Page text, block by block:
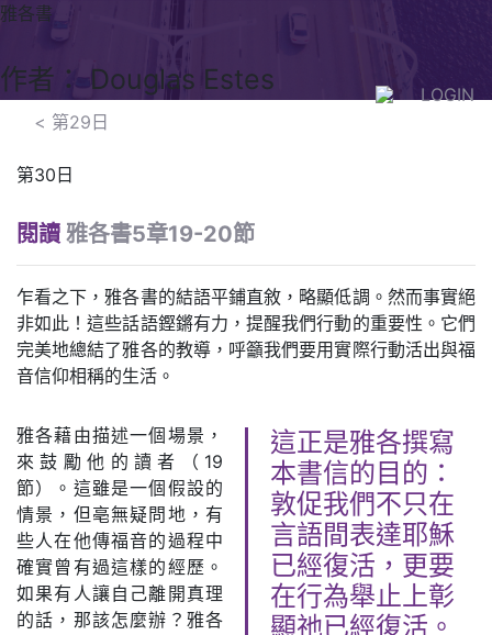
LOGIN
雅各書
作者： Douglas Estes
< 第29日
第30日
閱讀 雅各書5章19-20節
乍看之下，雅各書的結語平鋪直敘，略顯低調。然而事實絕
非如此！這些話語鏗鏘有力，提醒我們行動的重要性。它們
完美地總結了雅各的教導，呼籲我們要用實際行動活出與福
音信仰相稱的生活。
這正是雅各撰寫
本書信的目的：
敦促我們不只在
言語間表達耶穌
已經復活，更要
在行為舉止上彰
顯祂已經復活。
雅各藉由描述一個場景，
來鼓勵他的讀者（19
節）。這雖是一個假設的
情景，但亳無疑問地，有
些人在他傳福音的過程中
確實曾有過這樣的經歷。
如果有人讓自己離開真理
的話，那該怎麼辦？雅各